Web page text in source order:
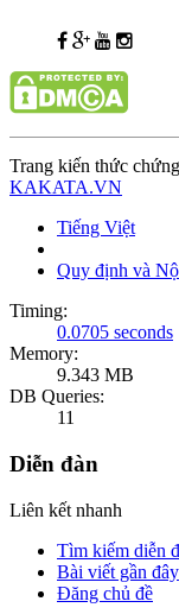
Trang kiến thức
KAKATA.VN
Tiếng Việt
Quy định và
Timing:
0.0705 seconds
Memory:
9.343 MB
DB Queries:
11
Diễn đàn
Liên kết nhanh
Tìm kiếm diễn
Bài viết gần đây
Đăng chủ đề